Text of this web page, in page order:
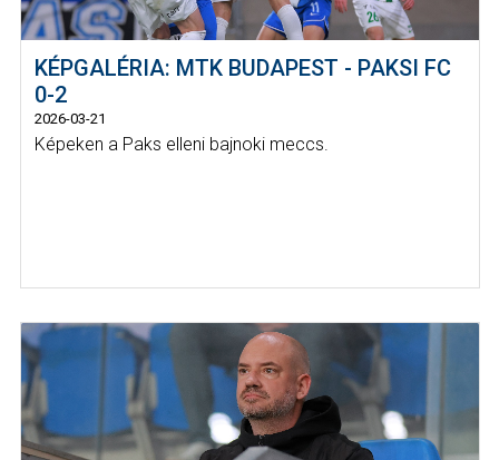
KÉPGALÉRIA: MTK BUDAPEST - PAKSI FC
0-2
2026-03-21
Képeken a Paks elleni bajnoki meccs.